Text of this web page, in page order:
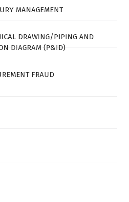
MANAGEMENT
DRAWING/PIPING AND
DIAGRAM (P&ID)
FRAUD